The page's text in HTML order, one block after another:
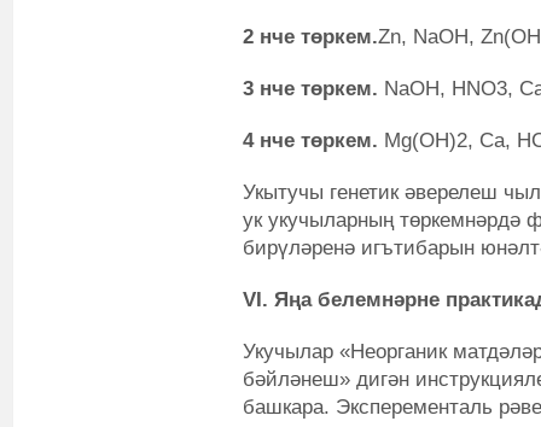
2 нче төркем.Zn, NaOH,
3 нче төркем. NaOH, HNO3,
4 нче төркем. Mg(OH)2, Ca,
Укытучы генетик әверелеш
ук укучыларның
бирүләренә игътибарын
VI. Яңа белемнәрне
Укучылар «Неорганик
бәйләнеш» дигән
башкара. Эксперементаль